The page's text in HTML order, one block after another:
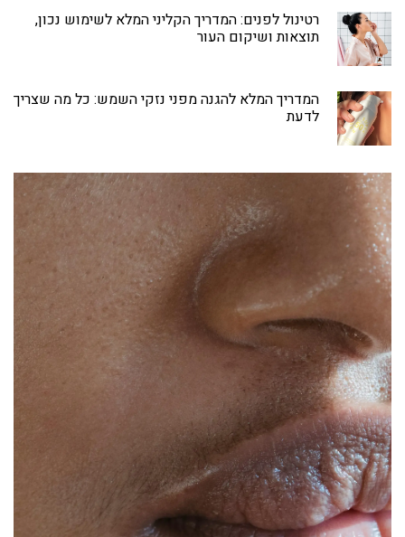
רטינול לפנים: המדריך הקליני המלא לשימוש נכון,
תוצאות ושיקום העור
המדריך המלא להגנה מפני נזקי השמש: כל מה שצריך
לדעת